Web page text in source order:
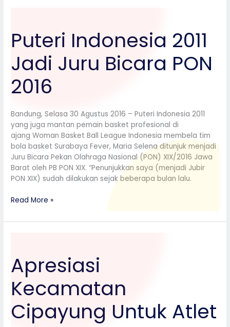
Puteri Indonesia 2011
Jadi Juru Bicara PON
2016
Bandung, Selasa 30 Agustus 2016 – Puteri Indonesia 2011
yang juga mantan pemain basket profesional di
ajang Woman Basket Ball League Indonesia membela tim
bola basket Surabaya Fever, Maria Selena ditunjuk menjadi
Juru Bicara Pekan Olahraga Nasional (PON) XIX/2016 Jawa
Barat oleh PB PON XIX. “Penunjukkan saya (menjadi Jubir
PON XIX) sudah dilakukan sejak beberapa bulan lalu.
2011
Jadi
Juru
Bicara
2016
Read More »
Apresiasi
Kecamatan
Cipayung Untuk Atlet
Cipayung
Untuk
Atlet
Porkot